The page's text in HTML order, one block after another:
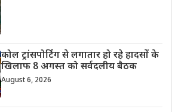
कोल ट्रांसपोर्टिंग से लगातार हो रहे हादसों के
खिलाफ 8 अगस्त को सर्वदलीय बैठक
August 6, 2026